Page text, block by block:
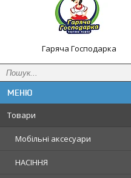
Гаряча Господарка
Товари
Мобільні аксесуари
НАСІННЯ